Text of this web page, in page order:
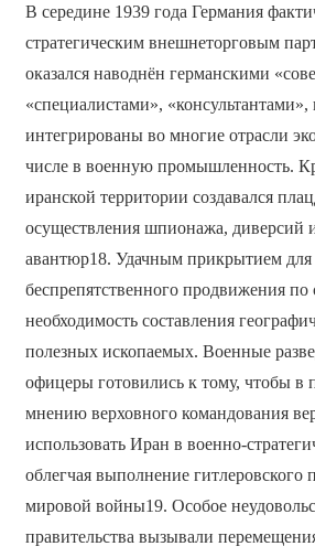
В середине 1939 года Германия
стратегическим внешнеторговым
оказался наводнён германскими
«специалистами»,
интегрированы во многие отрасли
числе в военную промышленность.
иранской территории создавался
осуществления шпионажа, диверсий
авантюр18. Удачным прикрытием для
беспрепятственного продвижения по
необходимость составления
полезных ископаемых. Военные
офицеры готовились к тому, чтобы в
мнению верховного командования
использовать Иран в военно-
облегчая выполнение гитлеровского
мировой войны19. Особое
правительства вызывали